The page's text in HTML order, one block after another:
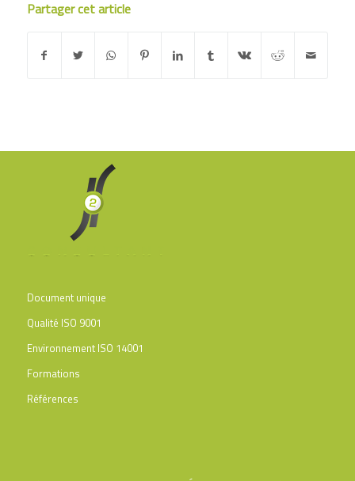
Partager cet article
Document unique
Qualité ISO 9001
Environnement ISO 14001
Formations
Références